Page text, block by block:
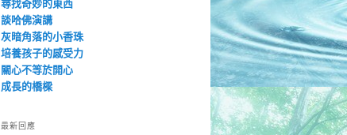
談哈佛演講
灰暗角落的小香珠
培養孩子的感受力
關心不等於開心
成長的橋樑
最新回應